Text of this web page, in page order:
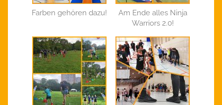
Farben gehören dazu!
Am Ende alles Ninja
Warriors 2.0!